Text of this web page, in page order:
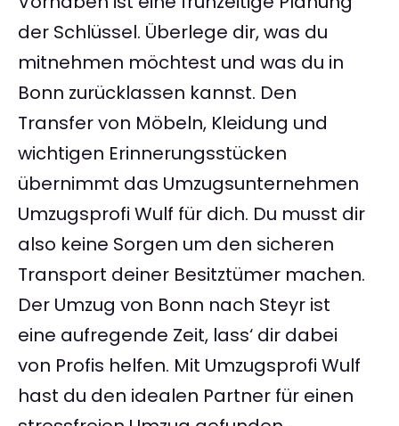
der Schlüssel. Überlege dir, was du
mitnehmen möchtest und was du in
Bonn zurücklassen kannst. Den
Transfer von Möbeln, Kleidung und
wichtigen Erinnerungsstücken
übernimmt das Umzugsunternehmen
Umzugsprofi Wulf für dich. Du musst dir
also keine Sorgen um den sicheren
Transport deiner Besitztümer machen.
Der Umzug von Bonn nach Steyr ist
eine aufregende Zeit, lass‘ dir dabei
von Profis helfen. Mit Umzugsprofi Wulf
hast du den idealen Partner für einen